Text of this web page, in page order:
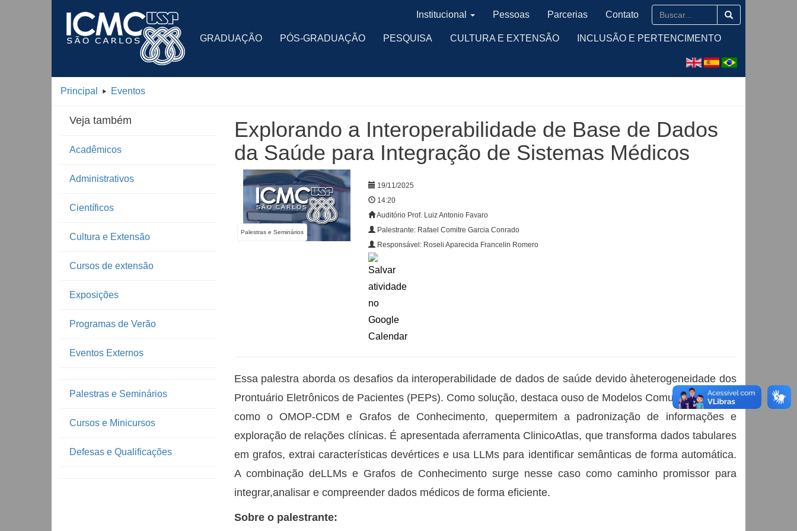
GRADUAÇÃO PÓS-GRADUAÇÃO PESQUISA CULTURA E EXTENSÃO INCLUSÃO E PERTENCIMENTO
Institucional Pessoas Parcerias Contato
Principal Eventos
Veja também
Acadêmicos
Administrativos
Científicos
Cultura e Extensão
Cursos de extensão
Exposições
Programas de Verão
Eventos Externos
Palestras e Seminários
Cursos e Minicursos
Defesas e Qualificações
Explorando a Interoperabilidade de Base de Dados
da Saúde para Integração de Sistemas Médicos
Palestras e Seminários
19/11/2025
14:20
Auditório Prof. Luiz Antonio Favaro
Palestrante: Rafael Comitre Garcia Conrado
Responsável: Roseli Aparecida Francelin Romero
Essa palestra aborda os desafios da interoperabilidade de dados de saúde devido àheterogeneidade dos
Prontuário Eletrônicos de Pacientes (PEPs). Como solução, destaca ouso de Modelos Comuns de Dados,
como o OMOP-CDM e Grafos de Conhecimento, quepermitem a padronização de informações e
exploração de relações clínicas. É apresentada aferramenta ClinicoAtlas, que transforma dados tabulares
em grafos, extrai características devértices e usa LLMs para identificar semânticas de forma automática.
A combinação deLLMs e Grafos de Conhecimento surge nesse caso como caminho promissor para
integrar,analisar e compreender dados médicos de forma eficiente.
Sobre o palestrante: